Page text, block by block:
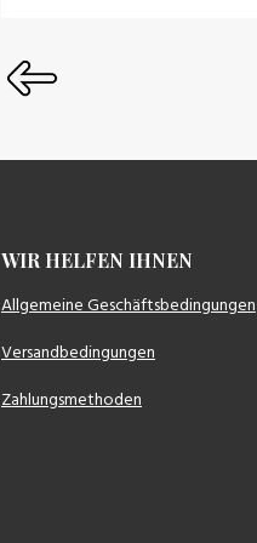
WIR HELFEN
Allgemeine Geschäftsbedingungen
Versandbedingungen
Zahlungsmethoden